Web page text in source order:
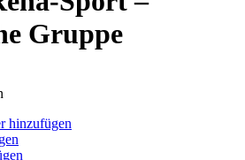
Gruppe
hinzufügen